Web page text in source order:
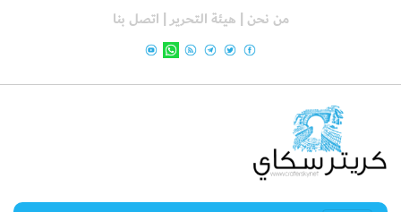
من نحن | هيئة التحرير | اتصل بنا